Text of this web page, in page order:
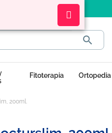

Fitoterapia Ortopedia
200ml.